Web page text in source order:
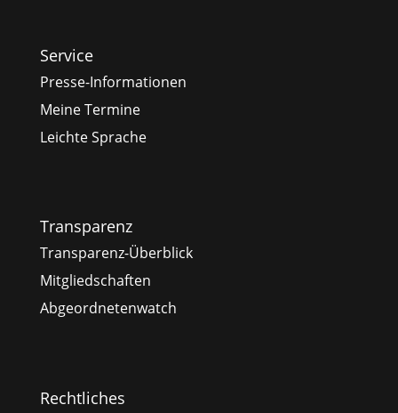
Service
Presse-Informationen
Meine Termine
Leichte Sprache
Transparenz
Transparenz-Überblick
Mitgliedschaften
Abgeordnetenwatch
Rechtliches